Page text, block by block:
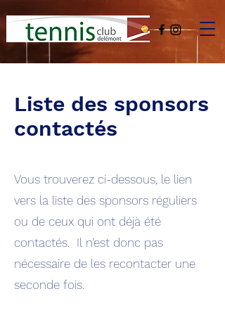
Liste des sponsors
contactés
Vous trouverez ci-dessous, le lien
vers la liste des sponsors réguliers
ou de ceux qui ont déjà été
contactés. Il n’est donc pas
nécessaire de les recontacter une
seconde fois.